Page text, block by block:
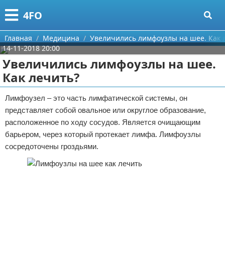
4FO
Меню
Главная
Категории
Медицина
Информационные технологии
Финансы
Закон
Психология
Поиск
О проекте
Контакты
Сотрудничество
Размещение рекламы
Главная Медицина
Увеличились лимфоузлы на шее. Как
14-11-2018 20:00
Увеличились лимфоузлы на шее.
Как лечить?
Лимфоузел – это часть лимфатической системы, он
представляет собой овальное или округлое образование,
расположенное по ходу сосудов. Является очищающим
барьером, через который протекает лимфа. Лимфоузлы
сосредоточены гроздьями.